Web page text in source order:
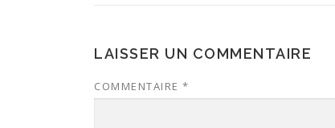
LAISSER UN COMMENTAIRE
COMMENTAIRE *